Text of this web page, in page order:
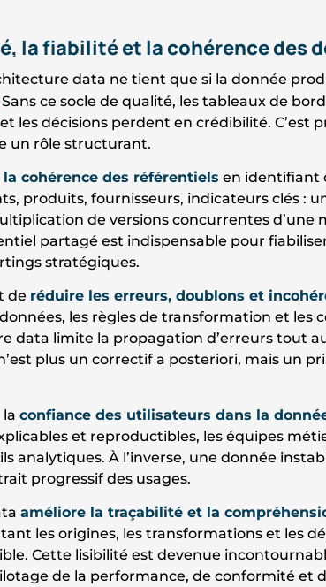
la fiabilité et la cohérence des
data ne tient que si la donnée
Sans ce socle de qualité, les tableaux de
les décisions perdent en crédibilité. C’est
un rôle structurant.
cohérence des référentiels en identifiant
produits, fournisseurs, indicateurs clés :
de versions concurrentes d’une
partagé est indispensable pour
stratégiques.
de réduire les erreurs, doublons et
les règles de transformation et les
data limite la propagation d’erreurs tout
plus un correctif a posteriori, mais un
confiance des utilisateurs dans la
et reproductibles, les équipes
analytiques. À l’inverse, une donnée
progressif des usages.
améliore la traçabilité et la
les origines, les transformations et les
Cette lisibilité est devenue
de la performance, de conformité et